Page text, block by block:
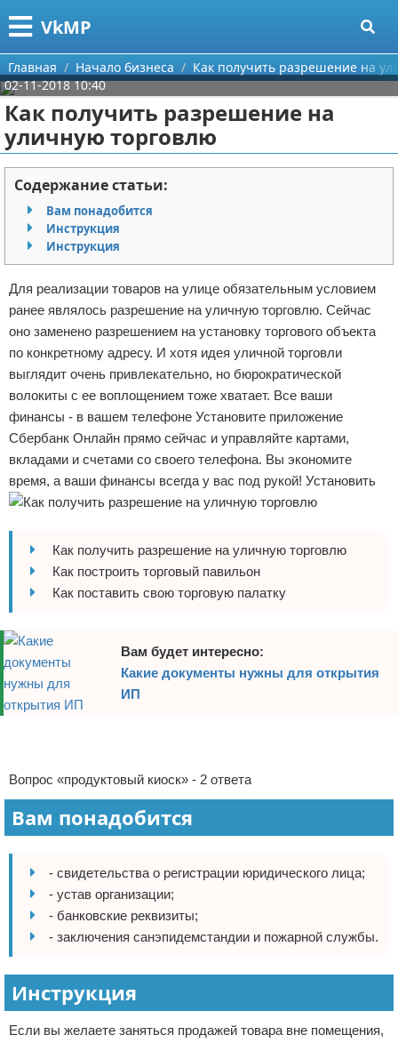
VkMP
Меню
Главная
Категории
Сельское хозяйство
Разное
Идеи бизнеса
Для руководителя
Промышленность
Международный бизнес
Продажи
Начало бизнеса
Обзоры услуг
Самосовершенствование
Деловое общение
Менеджмент
Поиск
О проекте
Контакты
Сотрудничество
Размещение рекламы
Для правообладателей
Условия предоставления информации
Отказ от ответственности
Главная Начало бизнеса
Как получить разрешение на
02-11-2018 10:40
Как получить разрешение на
уличную торговлю
Содержание статьи:
Вам понадобится
Инструкция
Инструкция
Для реализации товаров на улице обязательным условием
ранее являлось разрешение на уличную торговлю. Сейчас
оно заменено разрешением на установку торгового объекта
по конкретному адресу. И хотя идея уличной торговли
выглядит очень привлекательно, но бюрократической
волокиты с ее воплощением тоже хватает. Все ваши
финансы - в вашем телефоне Установите приложение
Сбербанк Онлайн прямо сейчас и управляйте картами,
вкладами и счетами со своего телефона. Вы экономите
время, а ваши финансы всегда у вас под рукой! Установить
Как получить разрешение на уличную торговлю
Как построить торговый павильон
Как поставить свою торговую палатку
Вам будет интересно:
Какие документы нужны для открытия
ИП
Вопрос «продуктовый киоск» - 2 ответа
Вам понадобится
- свидетельства о регистрации юридического лица;
- устав организации;
- банковские реквизиты;
- заключения санэпидемстандии и пожарной службы.
Инструкция
Если вы желаете заняться продажей товара вне помещения,